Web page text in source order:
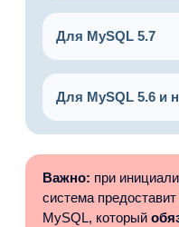
Для MySQL 5.7
Для MySQL 5.6 и
Важно: при
система
MySQL, который